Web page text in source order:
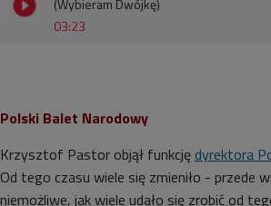
03:23
(Wybieram Dwójkę)
Polski Balet Narodowy
Krzysztof Pastor objął funkcjędyrektora
Od tego czasu wiele się zmieniło - przede
niemożliwe, jak wiele udało się zrobić od